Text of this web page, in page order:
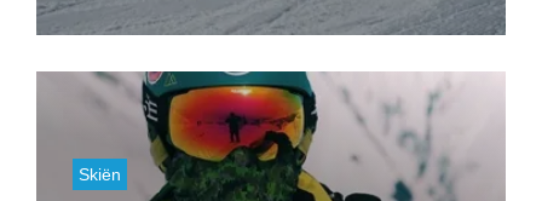
Skiën